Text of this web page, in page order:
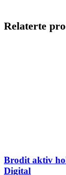
Relaterte
Brodit aktiv
Digital